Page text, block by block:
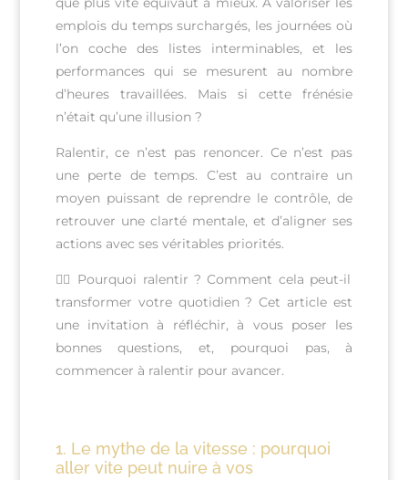
emplois du temps surchargés, les journées où
l’on coche des listes interminables, et les
performances qui se mesurent au nombre
d’heures travaillées. Mais si cette frénésie
n’était qu’une illusion ?
Ralentir, ce n’est pas renoncer. Ce n’est pas
une perte de temps. C’est au contraire un
moyen puissant de reprendre le contrôle, de
retrouver une clarté mentale, et d’aligner ses
actions avec ses véritables priorités.
👉🏻 Pourquoi ralentir ? Comment cela peut-il
transformer votre quotidien ? Cet article est
une invitation à réfléchir, à vous poser les
bonnes questions, et, pourquoi pas, à
commencer à ralentir pour avancer.
1. Le mythe de la vitesse : pourquoi
aller vite peut nuire à vos